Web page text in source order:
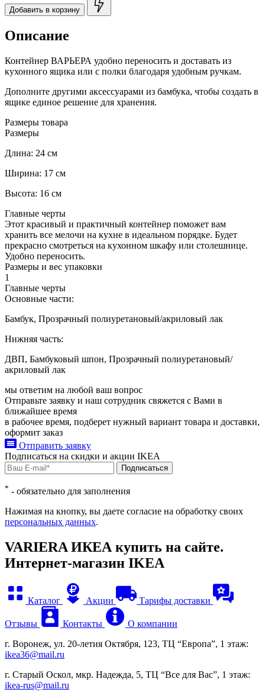
Добавить в корзину
Описание
Контейнер ВАРЬЕРА удобно переносить и доставать из
кухонного ящика или с полки благодаря удобным ручкам.
Дополните другими аксессуарами из бамбука, чтобы создать в
ящике единое решение для хранения.
Размеры товара
Размеры
Длина: 24 см
Ширина: 17 см
Высота: 16 см
Главные черты
Этот красивый и практичный контейнер поможет вам
хранить все мелочи на кухне в идеальном порядке. Будет
прекрасно смотреться на кухонном шкафу или столешнице.
Удобно переносить.
Размеры и вес упаковки
1
Главные черты
Основные части:
Бамбук, Прозрачный полиуретановый/акриловый лак
Нижняя часть:
ДВП, Бамбуковый шпон, Прозрачный полиуретановый/
акриловый лак
мы ответим на любой ваш вопрос
Отправьте заявку и наш сотрудник свяжется с Вами в
ближайшее время
в рабочее время, подберет нужный вариант товара и доставки,
оформит заказ
Отправить заявку
Подписаться на скидки и акции IKEA
Подписаться
* - обязательно для заполнения
Нажимая на кнопку, вы даете согласие на обработку своих
персональных данных.
VARIERA ИКЕА купить на сайте.
Интернет-магазин IKEA
Каталог Акции Тарифы доставки
Отзывы Контакты
О компании
г. Воронеж, ул. 20-летия Октября, 123, ТЦ “Европа”, 1 этаж:
ikea36@mail.ru
г. Старый Оскол, мкр. Надежда, 5, ТЦ “Все для Вас”, 1 этаж:
ikea-rus@mail.ru